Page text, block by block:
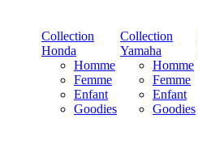
Collection
Honda
Homme
Femme
Enfant
Goodies
Collection
Yamaha
Homme
Femme
Enfant
Goodies